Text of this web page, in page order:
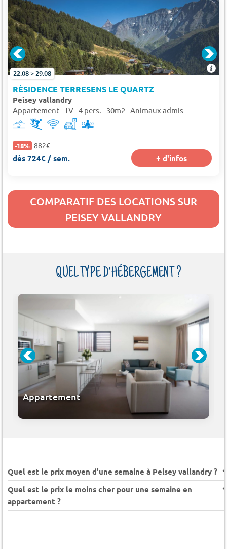
22.08 > 29.08
RÉSIDENCE TERRESENS LE QUARTZ
Peisey vallandry
Appartement - TV - 4 pers. - 30m2 - Animaux admis
-18% 882€
dès 724€ / sem. + d'infos
COMPARATIF DES LOCATIONS SUR
PEISEY VALLANDRY
QUEL TYPE D'HÉBERGEMENT ?
Appartement
Quel est le prix moyen d’une semaine à Peisey vallandry ?
Quel est le prix le moins cher pour une semaine en
appartement ?